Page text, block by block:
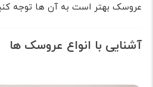
عروسک بهتر است به آن ها توجه
آشنایی با انواع عروسک ها